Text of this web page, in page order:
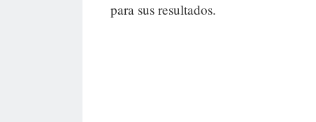
para sus resultados.